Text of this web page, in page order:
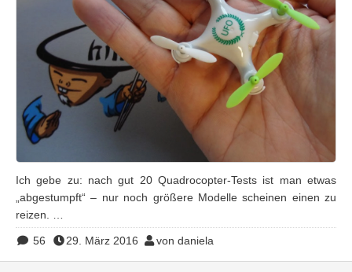
Ich gebe zu: nach gut 20 Quadrocopter-Tests ist man etwas
„abgestumpft“ – nur noch größere Modelle scheinen einen zu
reizen. …
56 29. März 2016 von daniela